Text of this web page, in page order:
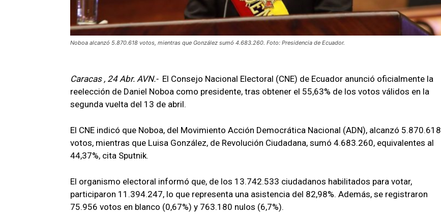
Noboa alcanzó 5.870.618 votos, mientras que González sumó 4.683.260. Foto: Presidencia de Ecuador.
Caracas , 24 Abr. AVN.- El Consejo Nacional Electoral (CNE) de Ecuador anunció oficialmente la
reelección de Daniel Noboa como presidente, tras obtener el 55,63% de los votos válidos en la
segunda vuelta del 13 de abril.
El CNE indicó que Noboa, del Movimiento Acción Democrática Nacional (ADN), alcanzó 5.870.618
votos, mientras que Luisa González, de Revolución Ciudadana, sumó 4.683.260, equivalentes al
44,37%, cita Sputnik.
El organismo electoral informó que, de los 13.742.533 ciudadanos habilitados para votar,
participaron 11.394.247, lo que representa una asistencia del 82,98%. Además, se registraron
75.956 votos en blanco (0,67%) y 763.180 nulos (6,7%).